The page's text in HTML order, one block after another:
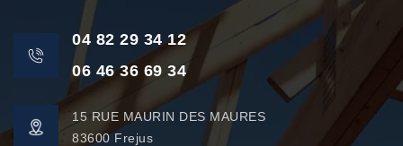
04 82 29 34 12
06 46 36 69 34
15 RUE MAURIN DES MAURES
83600 Frejus